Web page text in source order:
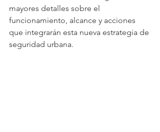
mayores detalles sobre el
funcionamiento, alcance y acciones
que integrarán esta nueva estrategia de
seguridad urbana.